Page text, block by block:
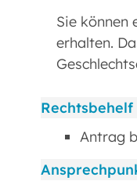
Sie können
erhalten.
Rechtsbehelf
Antrag